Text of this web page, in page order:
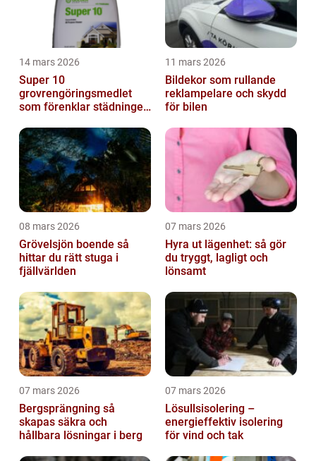
14 mars 2026
Super 10
grovrengöringsmedlet
som förenklar städningen
11 mars 2026
Bildekor som rullande
reklampelare och skydd
för bilen
08 mars 2026
Grövelsjön boende så
hittar du rätt stuga i
fjällvärlden
07 mars 2026
Hyra ut lägenhet: så gör
du tryggt, lagligt och
lönsamt
07 mars 2026
Bergsprängning så
skapas säkra och
hållbara lösningar i berg
07 mars 2026
Lösullsisolering –
energieffektiv isolering
för vind och tak